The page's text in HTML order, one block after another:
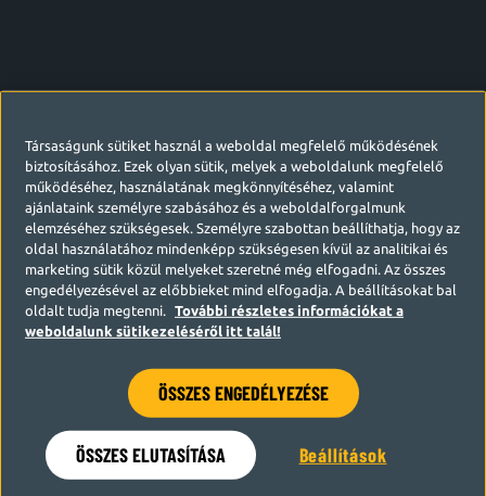
Hamarosan visszatérünk
Társaságunk sütiket használ a weboldal megfelelő működésének
biztosításához. Ezek olyan sütik, melyek a weboldalunk megfelelő
működéséhez, használatának megkönnyítéséhez, valamint
ajánlataink személyre szabásához és a weboldalforgalmunk
elemzéséhez szükségesek. Személyre szabottan beállíthatja, hogy az
oldal használatához mindenképp szükségesen kívül az analitikai és
marketing sütik közül melyeket szeretné még elfogadni. Az összes
engedélyezésével az előbbieket mind elfogadja. A beállításokat bal
oldalt tudja megtenni.
További részletes információkat a
weboldalunk sütikezeléséről itt talál!
ÖSSZES ENGEDÉLYEZÉSE
ÖSSZES ELUTASÍTÁSA Beállítások